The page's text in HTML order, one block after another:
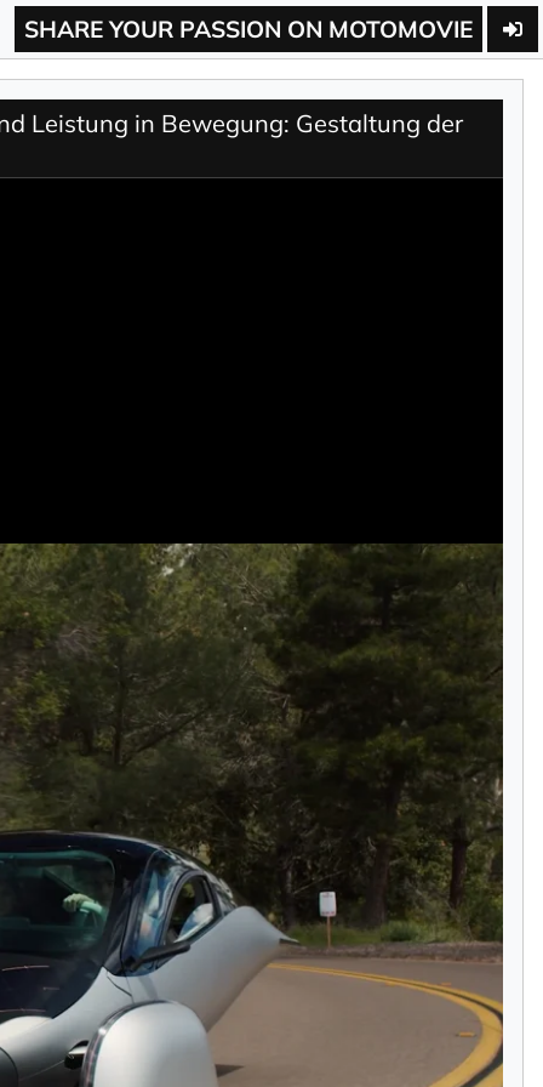
SHARE YOUR PASSION ON MOTOMOVIE
Leistung in Bewegung: Gestaltung der